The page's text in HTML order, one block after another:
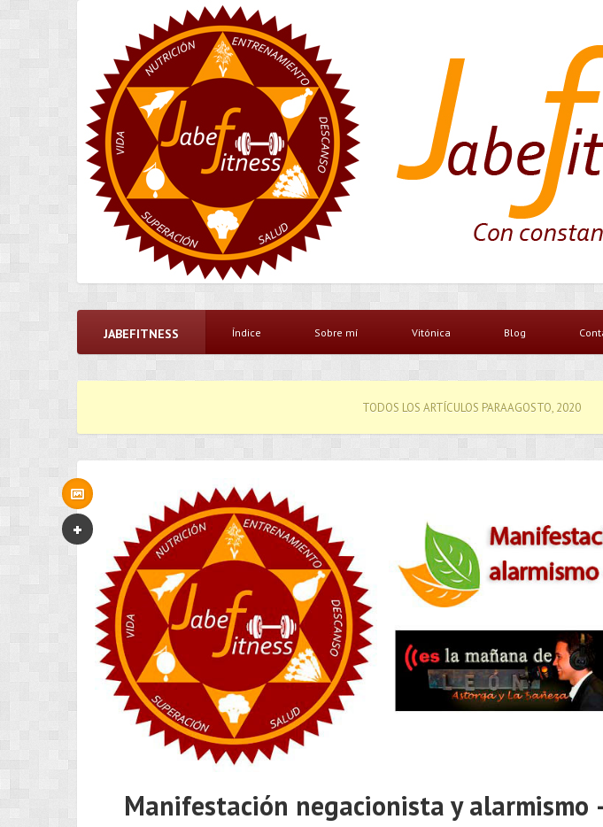
JABEFITNESS Índice Sobre mí Vitónica Blog
TODOS LOS ARTÍCULOS PARAAGOSTO, 2020
Manifestación negacionista y alarmismo